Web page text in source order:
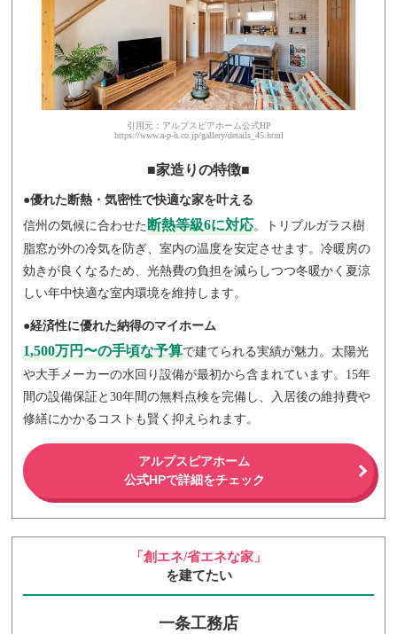
引用元：アルプスピアホーム公式HP
https://www.a-p-h.co.jp/gallery/details_45.html
■家造りの特徴■
●優れた断熱・気密性で快適な家を叶える
信州の気候に合わせた 断熱等級6に対応。トリプルガラス樹
脂窓が外の冷気を防ぎ、室内の温度を安定させます。冷暖房の
効きが良くなるため、光熱費の負担を減らしつつ冬暖かく夏涼
しい年中快適な室内環境を維持します。
●経済性に優れた納得のマイホーム
1,500万円〜の手頃な予算で建てられる実績が魅力。太陽光
や大手メーカーの水回り設備が最初から含まれています。15年
間の設備保証と30年間の無料点検を完備し、入居後の維持費や
修繕にかかるコストも賢く抑えられます。
アルプスピアホーム
公式HPで詳細をチェック
「創エネ/省エネな家」
を建てたい
一条工務店